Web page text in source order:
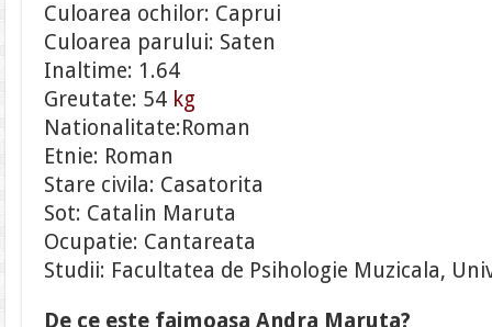
Culoarea ochilor: Caprui
Culoarea parului: Saten
Inaltime: 1.64
Greutate: 54 kg
Nationalitate:Roman
Etnie: Roman
Stare civila: Casatorita
Sot: Catalin Maruta
Ocupatie: Cantareata
Studii: Facultatea de Psihologie Muzicala,
De ce este faimoasa Andra Maruta?